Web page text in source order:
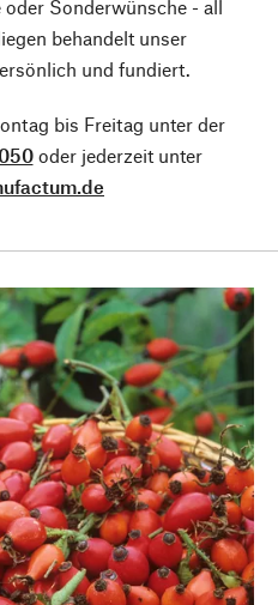
Sonderwünsche - all
behandelt unser
und fundiert.
bis Freitag unter der
oder jederzeit unter